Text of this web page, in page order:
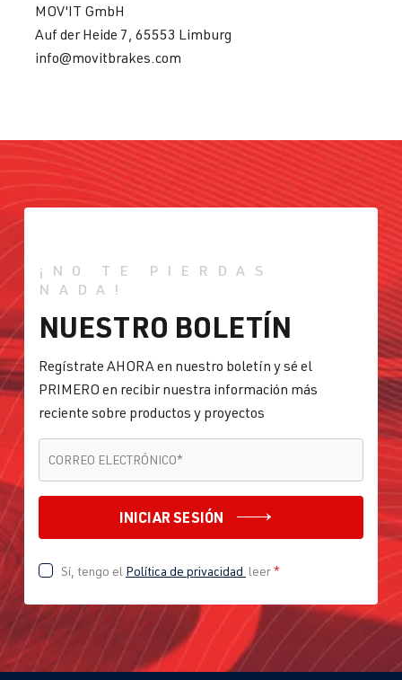
MOV'IT GmbH
Auf der Heide 7, 65553 Limburg
info@movitbrakes.com
¡NO TE PIERDAS
NADA!
NUESTRO BOLETÍN
Regístrate AHORA en nuestro boletín y sé el
PRIMERO en recibir nuestra información más
reciente sobre productos y proyectos
CORREO ELECTRÓNICO*
INICIAR SESIÓN
Sí, tengo el Política de privacidad leer*